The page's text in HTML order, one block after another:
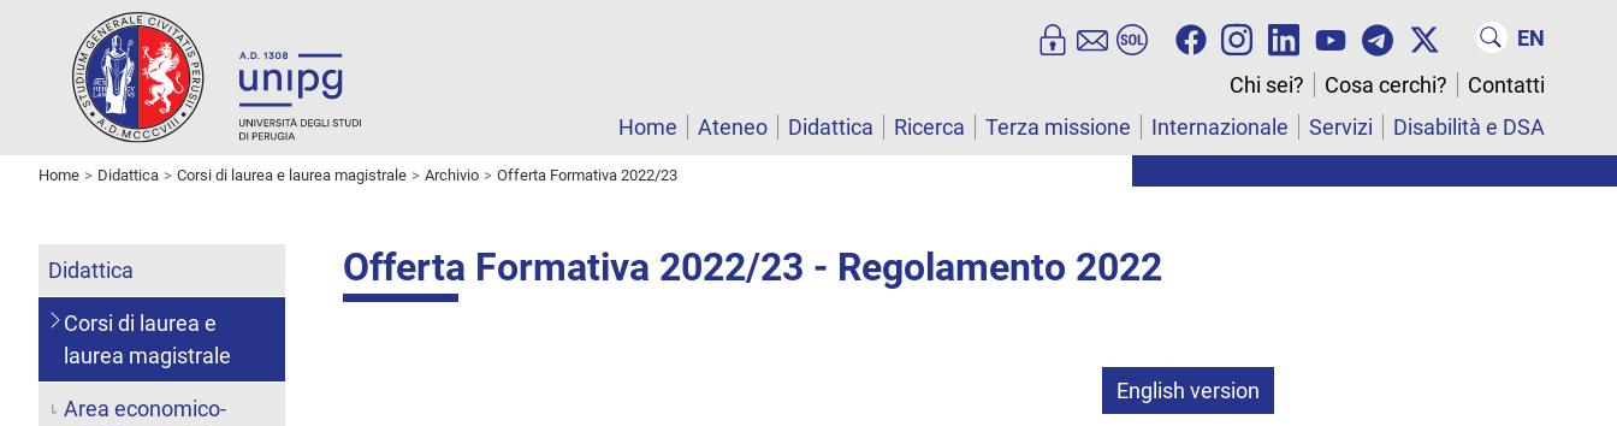
EN
Chi sei?
Cosa cerchi?
Contatti
Home
Ateneo Didattica Ricerca Terza missione Internazionale Servizi Disabilità e DSA
Home Didattica Corsi di laurea e laurea magistrale Archivio Offerta Formativa 2022/23
Offerta Formativa 2022/23 - Regolamento 2022
English version
Didattica
Corsi di laurea e
laurea magistrale
Area economico-